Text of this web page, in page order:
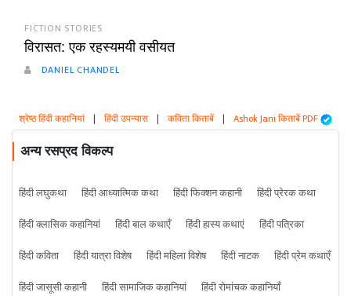
FICTION STORIES
विरासत: एक रहस्यमयी वसीयत
DANIEL CHANDEL
श्रेष्ठ हिंदी कहानियां | हिंदी उपन्यास | कविता किताबें | Ashok Jani किताबें PDF
अन्य रसप्रद विकल्प
हिंदी लघुकथा हिंदी आध्यात्मिक कथा हिंदी फिक्शन कहानी
हिंदी प्रेरक कथा
हिंदी क्लासिक कहानियां
हिंदी बाल कथाएँ हिंदी हास्य कथाएं
हिंदी पत्रिका
हिंदी कविता
हिंदी यात्रा विशेष हिंदी महिला विशेष हिंदी नाटक
हिंदी प्रेम कथाएँ
हिंदी जासूसी कहानी
हिंदी सामाजिक कहानियां
हिंदी रोमांचक कहानियाँ